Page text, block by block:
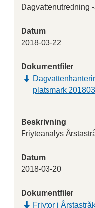
Dagvattenutredning
Datum
2018-03-22
Dokumentfiler
platsmark
Beskrivning
Friyteanalys
Datum
2018-03-20
Dokumentfiler
Friytor i